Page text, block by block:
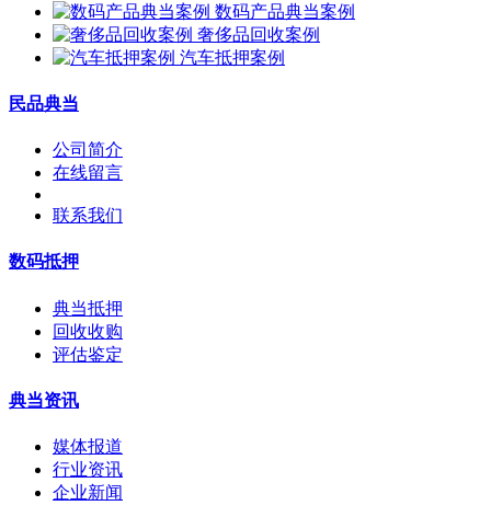
数码产品典当案例
奢侈品回收案例
汽车抵押案例
民品典当
公司简介
在线留言
联系我们
数码抵押
典当抵押
回收收购
评估鉴定
典当资讯
媒体报道
行业资讯
企业新闻